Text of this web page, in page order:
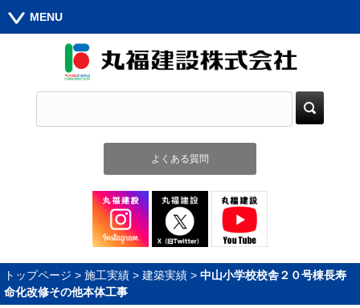
MENU
よくある質問
トップページ > 施工実績 > 建築実績 > 中山小学校校舎２０号棟長寿
命化改修その他本体工事